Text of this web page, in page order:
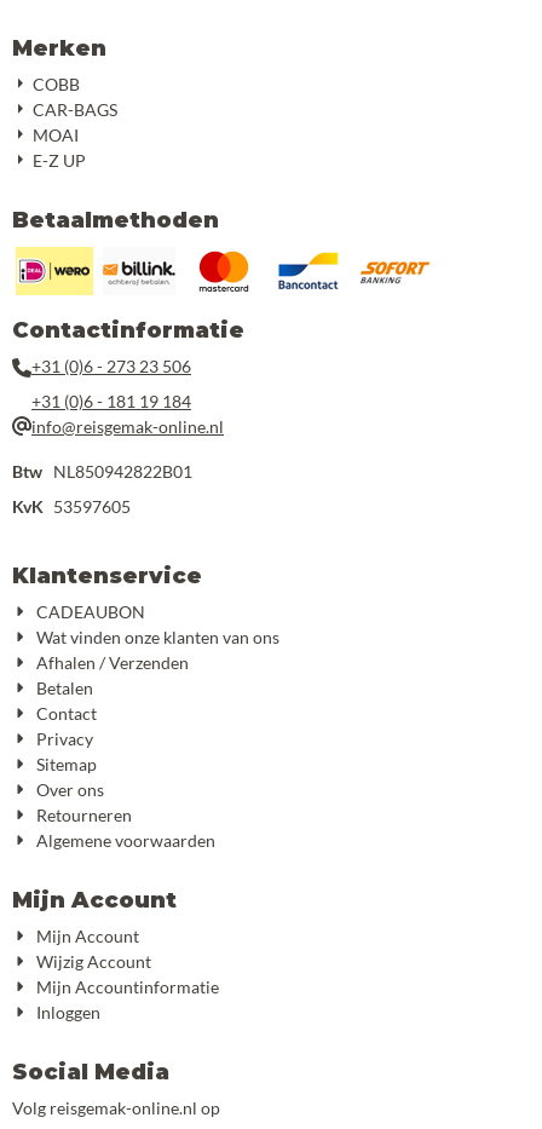
Merken
COBB
CAR-BAGS
MOAI
E-Z UP
Betaalmethoden
Contactinformatie
+31 (0)6 - 273 23 506
+31 (0)6 - 181 19 184
info@reisgemak-online.nl
Btw NL850942822B01
KvK 53597605
Klantenservice
CADEAUBON
Wat vinden onze klanten van ons
Afhalen / Verzenden
Betalen
Contact
Privacy
Sitemap
Over ons
Retourneren
Algemene voorwaarden
Mijn Account
Mijn Account
Wijzig Account
Mijn Accountinformatie
Inloggen
Social Media
Volg reisgemak-online.nl op